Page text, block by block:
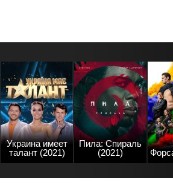
Украина имеет
талант (2021)
Пила: Спираль
(2021)